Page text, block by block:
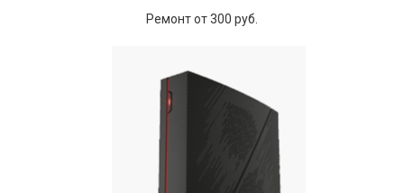
Ремонт от 300 руб.